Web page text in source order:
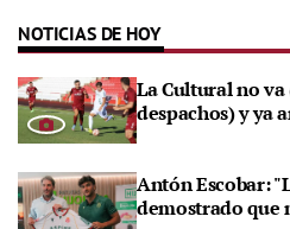
NOTICIAS DE HOY
La Cultural no
despachos) y ya
Antón Escobar:
demostrado que